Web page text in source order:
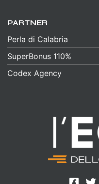
PARTNER
Perla di Calabria
SuperBonus 110%
Codex Agency